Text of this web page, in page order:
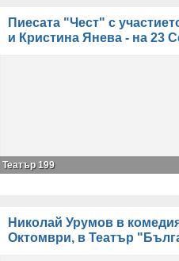
Пиесата "Чест" с
и Кристина Янева - на 23
Театър 199
Николай Урумов в
Октомври, в Театър